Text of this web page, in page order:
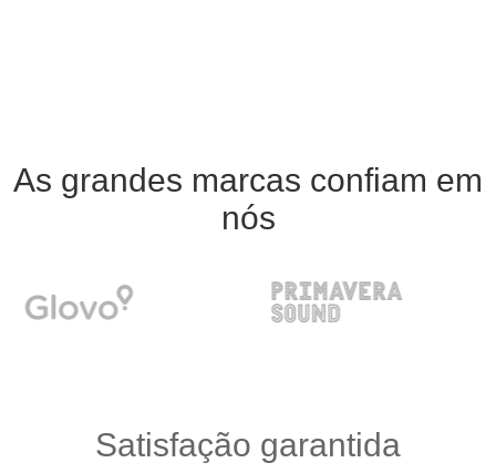
As grandes marcas confiam em
nós
Satisfação garantida